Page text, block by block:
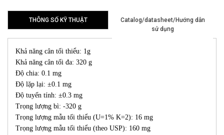
THÔNG SỐ KỸ THUẬT
Catalog/datasheet/Hướng dẫn
sử dụng
Khả năng cân tối thiểu: 1g
Khả năng cân tối đa: 320 g
Độ chia: 0.1 mg
Độ lặp lại: ±0.1 mg
Độ tuyến tính: ±0.3 mg
Trọng lượng bì: -320 g
Trọng lượng mẫu tối thiểu (U=1% K=2): 16 mg
Trọng lượng mẫu tối thiểu (theo USP): 160 mg